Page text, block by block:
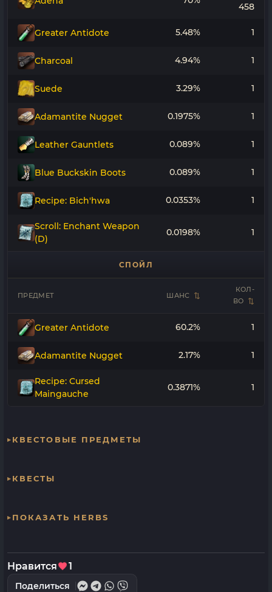
458
Greater Antidote 5.48% 1
Charcoal 4.94% 1
Suede 3.29% 1
Adamantite Nugget 0.1975% 1
Leather Gauntlets 0.089% 1
Blue Buckskin Boots 0.089% 1
Recipe: Bich'hwa 0.0353% 1
Scroll: Enchant Weapon
(D)
0.0198% 1
СПОЙЛ
ПРЕДМЕТ ШАНС
КОЛ-
ВО
Greater Antidote 60.2% 1
Adamantite Nugget 2.17% 1
Recipe: Cursed
Maingauche
0.3871% 1
КВЕСТОВЫЕ ПРЕДМЕТЫ
КВЕСТЫ
ПОКАЗАТЬ HERBS
Нравится 1
Поделиться